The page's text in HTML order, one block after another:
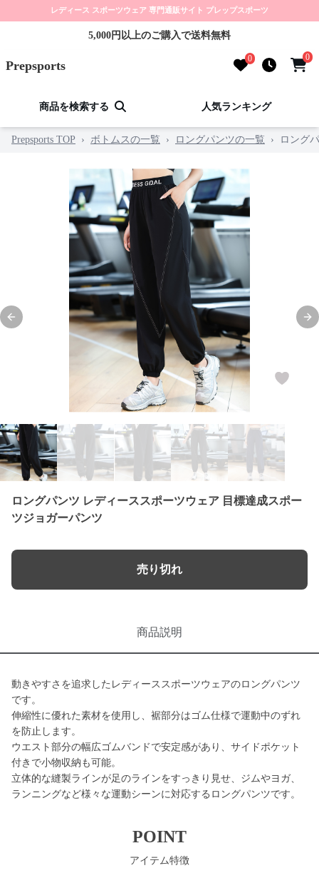
レディース スポーツウェア 専門通販サイト プレップスポーツ
5,000円以上のご購入で送料無料
Prepsports 0 0
商品を検索する 人気ランキング
Prepsports TOP › ボトムスの一覧 › ロングパンツの一覧 › ロング
Previous slide
ロングパンツ レディーススポーツウェア 目標達成スポー
ツジョガーパンツ
売り切れ
商品説明
動きやすさを追求したレディーススポーツウェアのロングパンツ
です。
伸縮性に優れた素材を使用し、裾部分はゴム仕様で運動中のずれ
を防止します。
ウエスト部分の幅広ゴムバンドで安定感があり、サイドポケット
付きで小物収納も可能。
立体的な縫製ラインが足のラインをすっきり見せ、ジムやヨガ、
ランニングなど様々な運動シーンに対応するロングパンツです。
POINT
アイテム特徴